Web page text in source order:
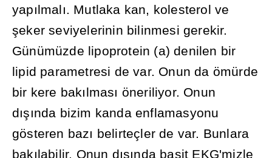
yapılmalı. Mutlaka kan, kolesterol ve
şeker seviyelerinin bilinmesi gerekir.
Günümüzde lipoprotein (a) denilen bir
lipid parametresi de var. Onun da ömürde
bir kere bakılması öneriliyor. Onun
dışında bizim kanda enflamasyonu
gösteren bazı belirteçler de var. Bunlara
bakılabilir. Onun dışında basit EKG'mizle